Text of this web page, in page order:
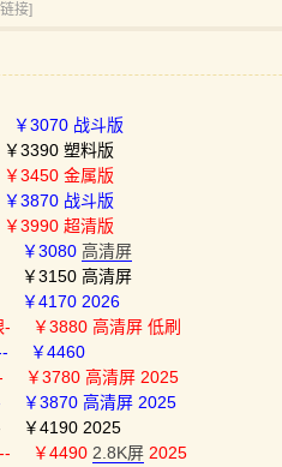
接]
￥3070 战斗版
3390 塑料版
3450 金属版
3870 战斗版
3990 超清版
￥3080 高清屏
￥3150 高清屏
￥4170 2026
- ￥3880 高清屏 低刷
-- ￥4460
￥3780 高清屏 2025
￥3870 高清屏 2025
￥4190 2025
-- ￥4490 2.8K屏 2025